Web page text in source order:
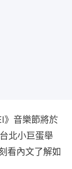
》音樂節將於
北小巨蛋舉
看內文了解如